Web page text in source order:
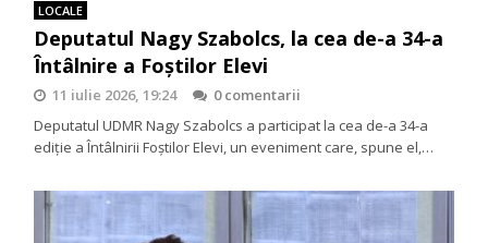
LOCALE
Deputatul Nagy Szabolcs, la cea de-a 34-a
Întâlnire a Foștilor Elevi
11 iulie 2026, 19:24
0 comentarii
Deputatul UDMR Nagy Szabolcs a participat la cea de-a 34-a
ediție a Întâlnirii Foștilor Elevi, un eveniment care, spune el,…